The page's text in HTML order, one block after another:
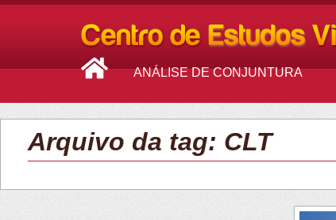
ANÁLISE DE CONJUNTURA
Arquivo da tag: CLT